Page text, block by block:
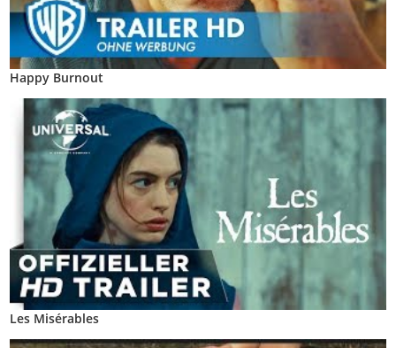
Happy Burnout
Les Misérables